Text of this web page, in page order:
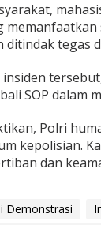
r
g
a
e
n
d
m
o
,
J
I
ditindak tegas
insiden
SOP dalam
Polri
kepolisian.
dan
Demonstrasi